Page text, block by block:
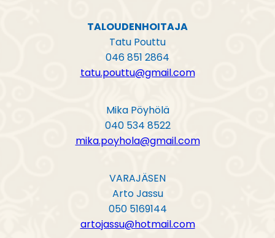
TALOUDENHOITAJA
Tatu Pouttu
046 851 2864
tatu.pouttu@gmail.com
Mika Pöyhölä
040 534 8522
mika.poyhola@gmail.com
VARAJÄSEN
Arto Jassu
050 5169144
artojassu@hotmail.com